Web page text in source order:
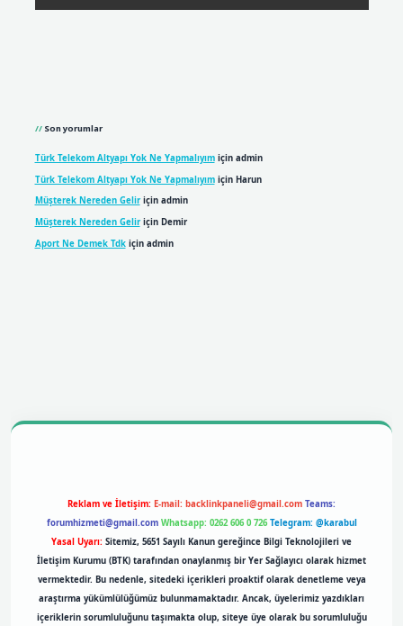
Son yorumlar
Türk Telekom Altyapı Yok Ne Yapmalıyımiçin admin
Türk Telekom Altyapı Yok Ne Yapmalıyımiçin Harun
Müşterek Nereden Geliriçin admin
Müşterek Nereden Geliriçin Demir
Aport Ne Demek Tdkiçin admin
Reklam ve İletişim: E-mail: backlinkpaneli@gmail.com Teams:
forumhizmeti@gmail.com Whatsapp: 0262 606 0 726 Telegram: @karabul
Yasal Uyarı: Sitemiz, 5651 Sayılı Kanun gereğince Bilgi Teknolojileri ve
İletişim Kurumu (BTK) tarafından onaylanmış bir Yer Sağlayıcı olarak hizmet
vermektedir. Bu nedenle, sitedeki içerikleri proaktif olarak denetleme veya
araştırma yükümlülüğümüz bulunmamaktadır. Ancak, üyelerimiz yazdıkları
içeriklerin sorumluluğunu taşımakta olup, siteye üye olarak bu sorumluluğu